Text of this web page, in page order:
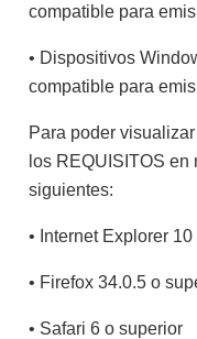
compatible para
• Dispositivos
compatible para
Para poder
los REQUISITOS
siguientes:
• Internet Explorer
• Firefox 34.0.5 o
• Safari 6 o superior